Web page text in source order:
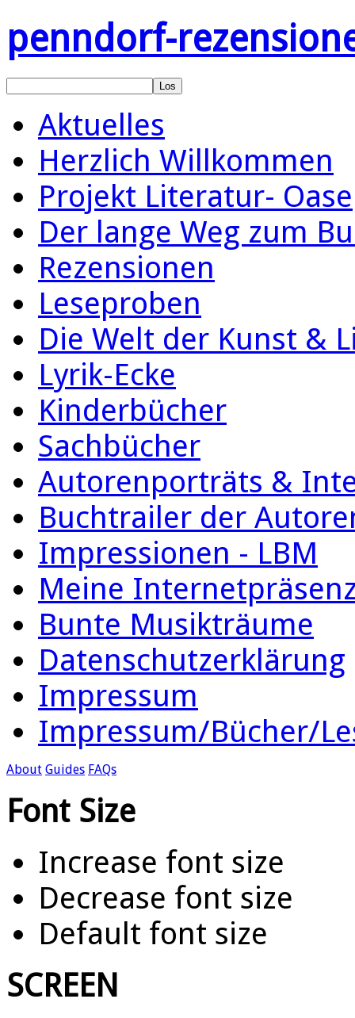
penndorf-
Aktuelles
Herzlich Willkommen
Projekt Literatur- Oase
Der lange Weg zum
Rezensionen
Leseproben
Die Welt der Kunst &
Lyrik-Ecke
Kinderbücher
Sachbücher
Autorenporträts &
Buchtrailer der
Impressionen - LBM
Meine
Bunte Musikträume
Datenschutzerklärung
Impressum
Impressum/Bücher/
About Guides FAQs
Font Size
Increase font size
Decrease font size
Default font size
SCREEN